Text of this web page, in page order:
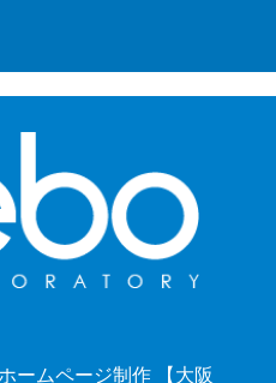
ームページ制作 【大阪